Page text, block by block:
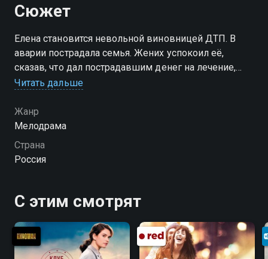
Сюжет
Елена становится невольной виновницей ДТП. В
аварии пострадала семья. Жених успокоил её,
сказав, что дал пострадавшим денег на лечение,
дело замято. Но спустя несколько лет Елена
Посмотреть онлайн 1 сезон сериала Чужая жизнь
вы можете совершенно бесплатно в хорошем HD
качестве на Смотрёшке
Читать дальше
Жанр
Мелодрама
Страна
Россия
С этим смотрят